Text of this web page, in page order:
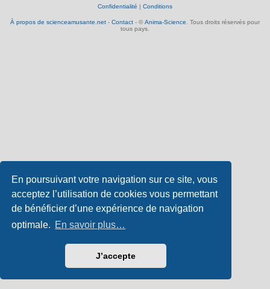
En poursuivant votre navigation sur ce site, vous
acceptez l’utilisation de cookies vous permettant
de bénéficier d’une expérience de navigation
optimale. En savoir plus…
J’accepte
Confidentialité | Conditions
À propos de scienceamusante.net - Contact - © Anima-Science. Tous droits réservés pour
tous pays.